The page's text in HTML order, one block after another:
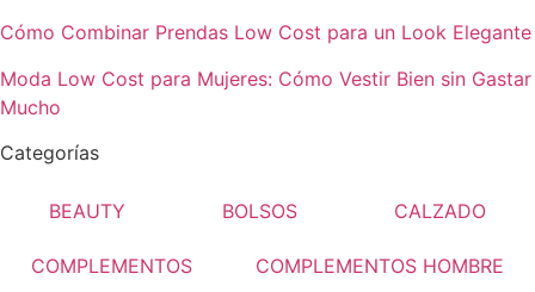
Cómo Combinar Prendas Low Cost para un Look Elegante
Moda Low Cost para Mujeres: Cómo Vestir Bien sin Gastar
Mucho
Categorías
BEAUTY BOLSOS CALZADO
COMPLEMENTOS COMPLEMENTOS HOMBRE